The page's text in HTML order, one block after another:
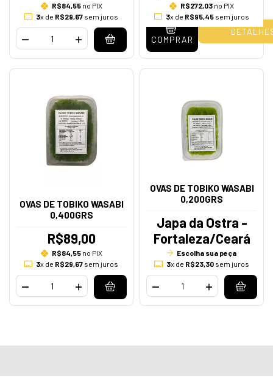
R$84,55no PIX
3x de R$29,67 sem juros
R$272,03 no PIX
3x de R$95,45 sem juros
COMPRAR
OVAS DE TOBIKO WASABI
0,400GRS
R$89,00
R$84,55no PIX
3x de R$29,67 sem juros
OVAS DE TOBIKO WASABI
0,200GRS
Japa da Ostra -
Fortaleza/Ceará
Escolha sua peça
3x de R$23,30sem juros